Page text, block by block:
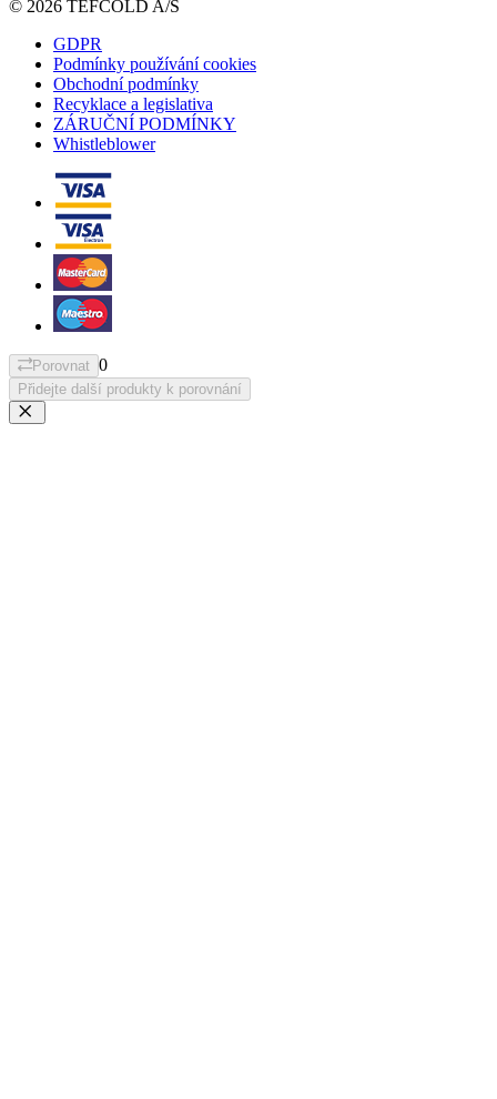
© 2026 TEFCOLD A/S
GDPR
Podmínky používání cookies
Obchodní podmínky
Recyklace a legislativa
ZÁRUČNÍ PODMÍNKY
Whistleblower
Porovnat 0
Přidejte další produkty k porovnání